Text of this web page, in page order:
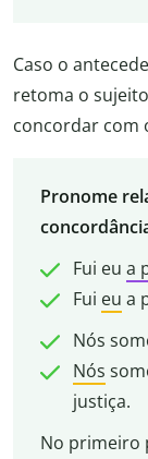
Caso o
retoma o
concordar com
Pronome
Fui eu a
Fui eu a
Nós
Nós
justiça.
No primeiro